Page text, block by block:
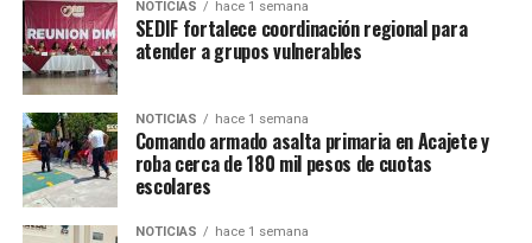
Comprobante de domicilio
Constancia de patente de fierro marcador
vigente
Las y los interesados deberán enviar los documentos al
correo: fierros.ganaderos@puebla.gob.mx y acudir a la
Oficina de la Dirección de Industria y Comercio de Tecali
de Herrera, donde presentarán sus propuestas de
NOTICIAS hace 1 semana
SEDIF fortalece coordinación regional para
atender a grupos vulnerables
NOTICIAS hace 1 semana
Comando armado asalta primaria en Acajete y
roba cerca de 180 mil pesos de cuotas
escolares
NOTICIAS hace 1 semana